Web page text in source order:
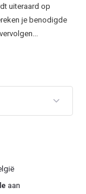
uiteraard op
je benodigde
aan